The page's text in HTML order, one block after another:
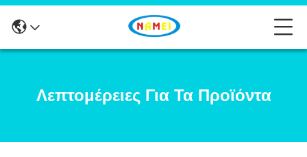
Λεπτομέρειες Για Τα Προϊόντα